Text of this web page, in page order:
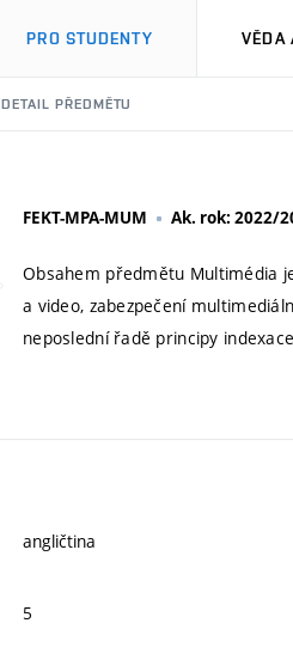
PRO STUDENTY VĚDA
DETAIL PŘEDMĚTU
FEKT-MPA-MUM Ak. rok: 2022/
Obsahem předmětu Multimédia
a video, zabezpečení
neposlední řadě principy
angličtina
5